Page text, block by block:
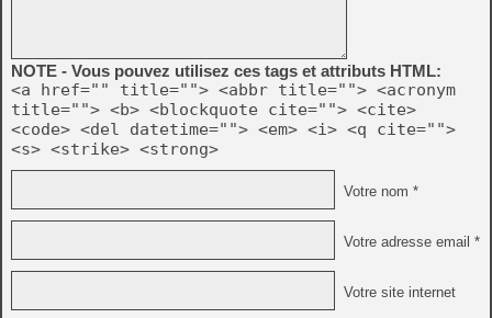
NOTE - Vous pouvez utilisez ces tags et attributs HTML:
<a href="" title=""> <abbr title=""> <acronym
title=""> <b> <blockquote cite=""> <cite>
<code> <del datetime=""> <em> <i> <q cite="">
<s> <strike> <strong>
Votre nom *
Votre adresse email *
Votre site internet